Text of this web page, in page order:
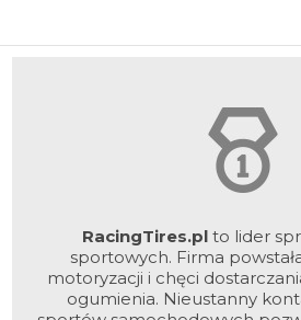
RacingTires.pl to lider
sportowych. Firma
motoryzacji i chęci
ogumienia. Nieustanny